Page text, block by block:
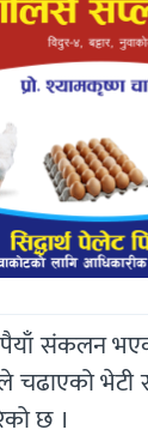
रुपैयाँ संकलन
चढाएको
छ ।